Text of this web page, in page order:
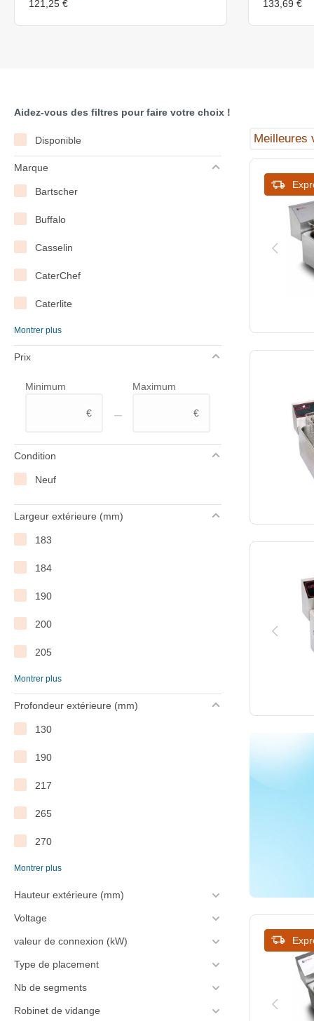
121,25 € 133,69 €
Aidez-vous des filtres pour faire votre choix !
Disponible
Marque
Bartscher
Buffalo
Casselin
CaterChef
Caterlite
Combisteel
Diamond
Hendi
Stilfer
Titanium
Tristar
XXLselect
Montrer plus
Prix
Minimum
€ –
Maximum
€
Condition
Neuf
Largeur extérieure (mm)
183
184
190
200
205
208
217
220
232
245
262
263
280
287
290
Montrer plus
Profondeur extérieure (mm)
130
190
217
265
270
300
302
305
377
Montrer plus
Hauteur extérieure (mm)
Voltage
valeur de connexion (kW)
Type de placement
Nb de segments
Robinet de vidange